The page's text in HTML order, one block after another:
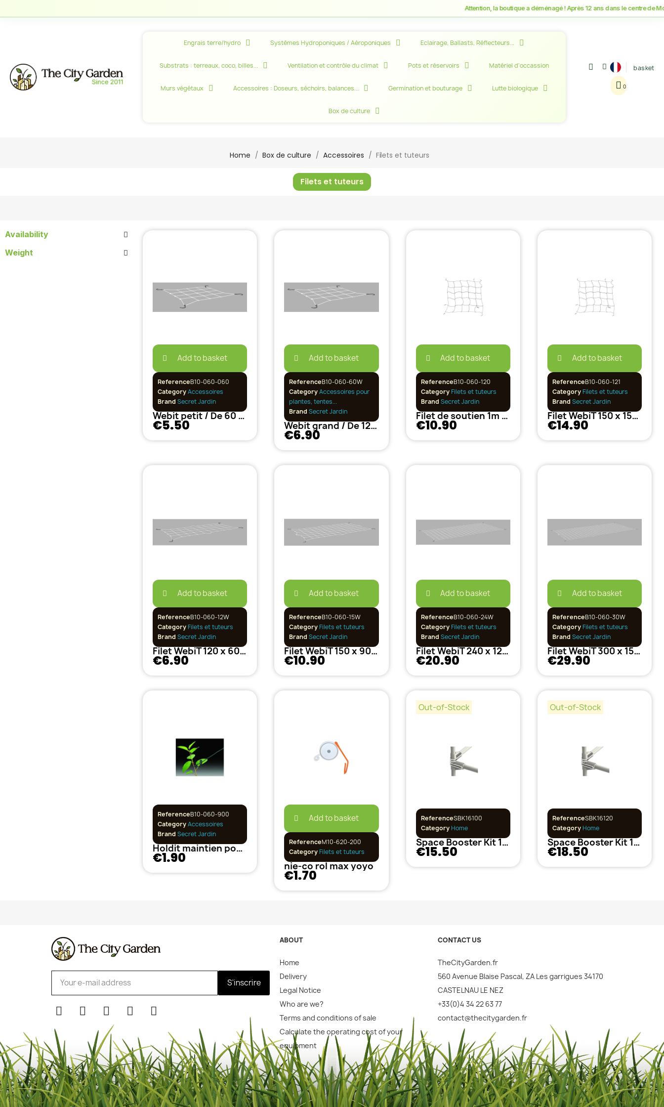
Attention, la boutique a déménagé ! Après 12 ans dans le centre de
Engrais terre/hydro Systèmes Hydroponiques / Aéroponiques Eclairage, Ballasts, Réflecteurs...
Substrats : terreaux, coco, billes... Ventilation et contrôle du climat Pots et réservoirs Matériel d'occassion
Murs végétaux Accessoires : Doseurs, séchoirs, balances... Germination et bouturage Lutte biologique
Box de culture
basket
Home Box de culture Accessoires Filets et tuteurs
Filets et tuteurs
Availability
Weight
Add to basket
ReferenceB10-060-060
CategoryAccessoires
Brand Secret Jardin
Webit petit / De 60 à 90 cm
€5.50
Add to basket
ReferenceB10-060-60W
CategoryAccessoires pour
plantes, tentes...
Brand Secret Jardin
Webit grand / De 120 à 150 cm
€6.90
Add to basket
ReferenceB10-060-120
CategoryFilets et tuteurs
Brand Secret Jardin
Filet de soutien 1m X 1M20
€10.90
Add to basket
ReferenceB10-060-121
CategoryFilets et tuteurs
Brand Secret Jardin
Filet WebiT 150 x 150 cm
€14.90
Add to basket
ReferenceB10-060-12W
CategoryFilets et tuteurs
Brand Secret Jardin
Filet WebiT 120 x 60 cm
€6.90
Add to basket
ReferenceB10-060-15W
CategoryFilets et tuteurs
Brand Secret Jardin
Filet WebiT 150 x 90 cm
€10.90
Add to basket
ReferenceB10-060-24W
CategoryFilets et tuteurs
Brand Secret Jardin
Filet WebiT 240 x 120 cm
€20.90
Add to basket
ReferenceB10-060-30W
CategoryFilets et tuteurs
Brand Secret Jardin
Filet WebiT 300 x 150 cm
€29.90
ReferenceB10-060-900
CategoryAccessoires
Brand Secret Jardin
Holdit maintien pour plantes 1.5 m
€1.90
Add to basket
ReferenceM10-620-200
CategoryFilets et tuteurs
nie-co rol max yoyo
€1.70
Out-of-Stock
ReferenceSBK16100
CategoryHome
Space Booster Kit 16mm 100cm Secret Jardin
€15.50
Out-of-Stock
ReferenceSBK16120
CategoryHome
Space Booster Kit 16mm 120cm Secret Jardin
€18.50
S'inscrire
ABOUT
Home
Delivery
Legal Notice
Who are we?
Terms and conditions of sale
Calculate the operating cost of your
equipment
CONTACT US
TheCityGarden.fr
560 Avenue Blaise Pascal, ZA Les garrigues 34170
CASTELNAU LE NEZ
+33(0)4 34 22 63 77
contact@thecitygarden.fr